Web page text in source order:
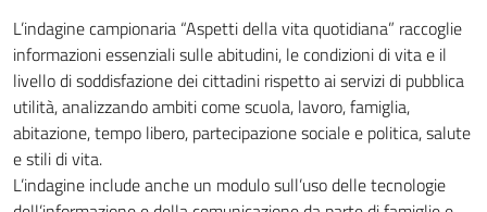
L’indagine campionaria “Aspetti della vita quotidiana” raccoglie
informazioni essenziali sulle abitudini, le condizioni di vita e il
livello di soddisfazione dei cittadini rispetto ai servizi di pubblica
utilità, analizzando ambiti come scuola, lavoro, famiglia,
abitazione, tempo libero, partecipazione sociale e politica, salute
e stili di vita.
L’indagine include anche un modulo sull’uso delle tecnologie